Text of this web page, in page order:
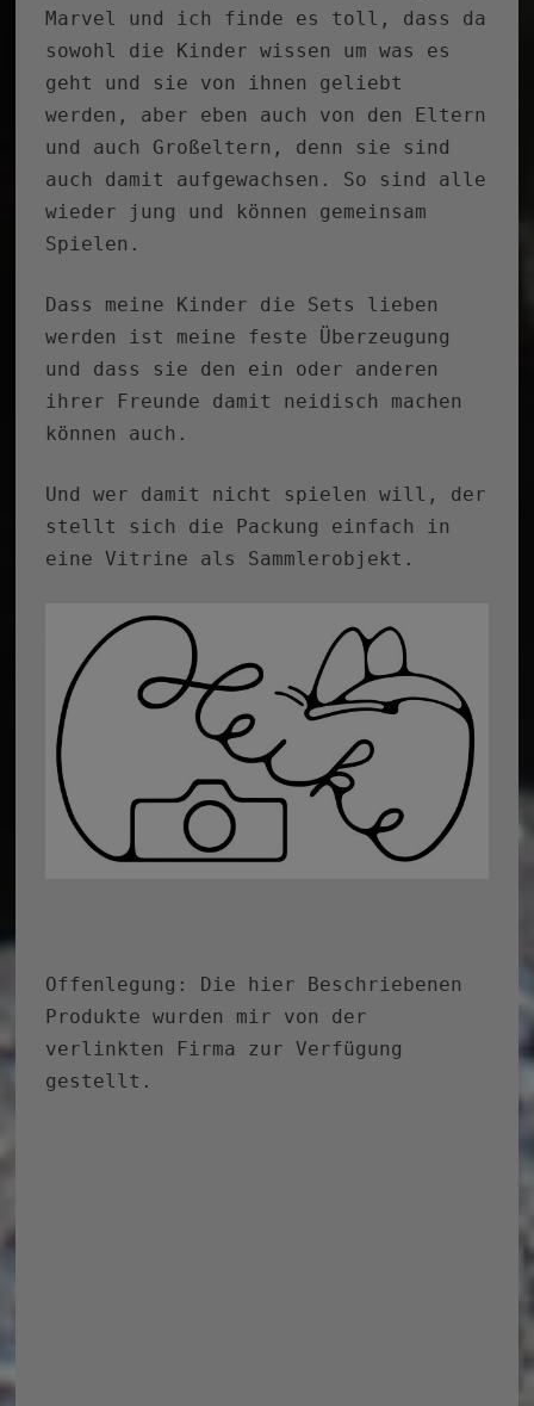
Marvel und ich finde es toll, dass da
sowohl die Kinder wissen um was es
geht und sie von ihnen geliebt
werden, aber eben auch von den Eltern
und auch Großeltern, denn sie sind
auch damit aufgewachsen. So sind alle
wieder jung und können gemeinsam
Spielen.
Dass meine Kinder die Sets lieben
werden ist meine feste Überzeugung
und dass sie den ein oder anderen
ihrer Freunde damit neidisch machen
können auch.
Und wer damit nicht spielen will, der
stellt sich die Packung einfach in
eine Vitrine als Sammlerobjekt.
Offenlegung: Die hier Beschriebenen
Produkte wurden mir von der
verlinkten Firma zur Verfügung
gestellt.